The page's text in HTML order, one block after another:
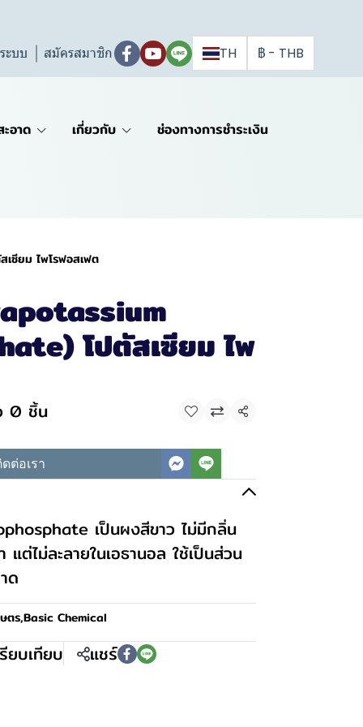
ะบบ สมัครสมาชิก TH ฿ - THB
อาด เกี่ยวกับ ช่องทางการชำระเงิน
ซียม ไพโรฟอสเฟต
โปตัสเซียม ไพ
0 ชิ้น แชร์
ต่อเรา
เป็นผงสีขาว ไม่มีกลิ่น
ต่ไม่ละลายในเอธานอล ใช้เป็นส่วน
ด
ตร,Basic Chemical
ยบเทียบ แชร์